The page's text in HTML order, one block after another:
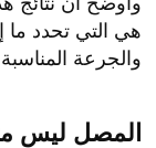
هي التي تحدد ما
والجرعة
المصل ليس